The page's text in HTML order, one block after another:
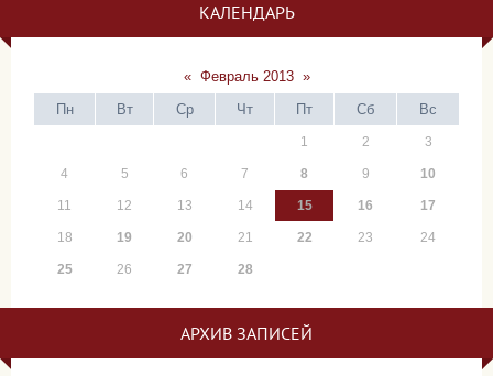
КАЛЕНДАРЬ
« Февраль 2013 »
Пн
Вт Ср Чт Пт Сб Вс
1 2 3
4 5 6 7 8 9 10
11 12 13 14 15 16 17
18 19 20 21 22 23 24
25 26 27 28
АРХИВ ЗАПИСЕЙ